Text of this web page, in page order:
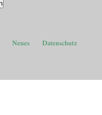
Neues Datenschutz